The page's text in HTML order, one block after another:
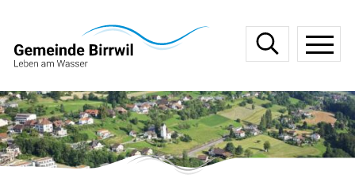
Navigieren in Birrwil